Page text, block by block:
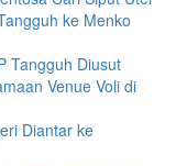
ke Menko
Tangguh Diusut
Venue Voli di
Diantar ke